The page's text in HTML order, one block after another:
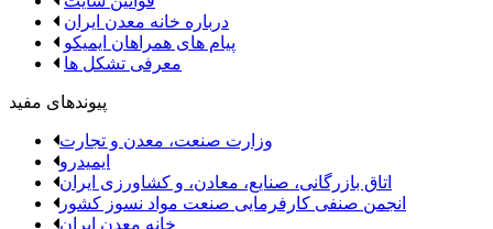
درباره خانه معدن ایران
پیام های همراهان ایمیکو
معرفی تشکل ها
پیوندهای مفید
وزارت صنعت، معدن و تجارت
ایمیدرو
اتاق بازرگانی، صنایع، معادن، و کشاورزی ایران
انجمن صنفی کارفرمایی صنعت مواد نسوز کشور
خانه معدن ایران